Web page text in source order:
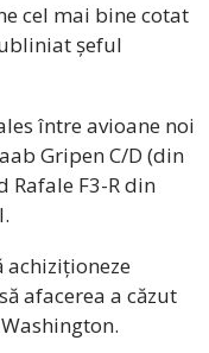
cel mai bine cotat
șeful
între avioane noi
Gripen C/D (din
Rafale F3-R din
achiziționeze
afacerea a căzut